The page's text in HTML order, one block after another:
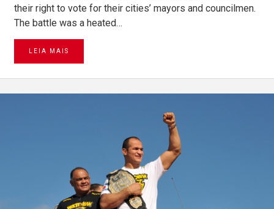
their right to vote for their cities’ mayors and councilmen.
The battle was a heated…
LEIA MAIS